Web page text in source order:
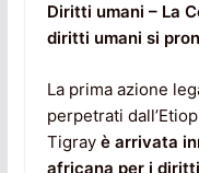
Diritti umani – La
diritti umani si
La prima azione
perpetrati
Tigray è arrivata
africana per i diritti